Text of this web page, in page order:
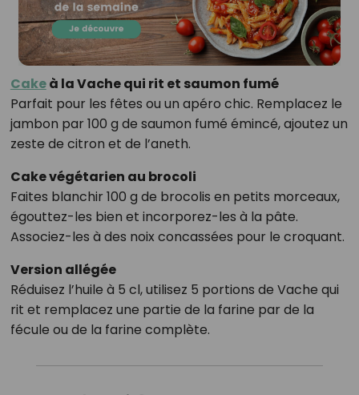
Cakeà la Vache qui rit et saumon fumé
Parfait pour les fêtes ou un apéro chic. Remplacez le
jambon par 100 g de saumon fumé émincé, ajoutez un
zeste de citron et de l’aneth.
Cake végétarien au brocoli
Faites blanchir 100 g de brocolis en petits morceaux,
égouttez-les bien et incorporez-les à la pâte.
Associez-les à des noix concassées pour le croquant.
Version allégée
Réduisez l’huile à 5 cl, utilisez 5 portions de Vache qui
rit et remplacez une partie de la farine par de la
fécule ou de la farine complète.